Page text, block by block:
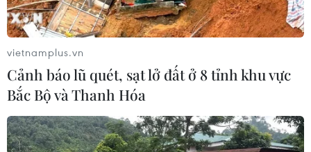
TIN LIÊN QUAN
vietnamplus.vn
Cảnh báo lũ quét, sạt lở đất ở 8 tỉnh khu vực
Bắc Bộ và Thanh Hóa